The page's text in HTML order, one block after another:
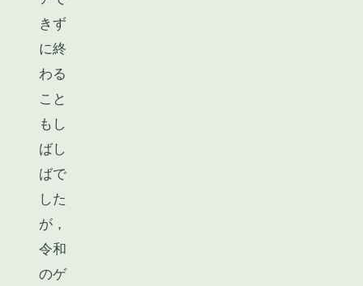
きず
に終
わる
こと
もし
ばし
ばで
した
が，
令和
のゲ